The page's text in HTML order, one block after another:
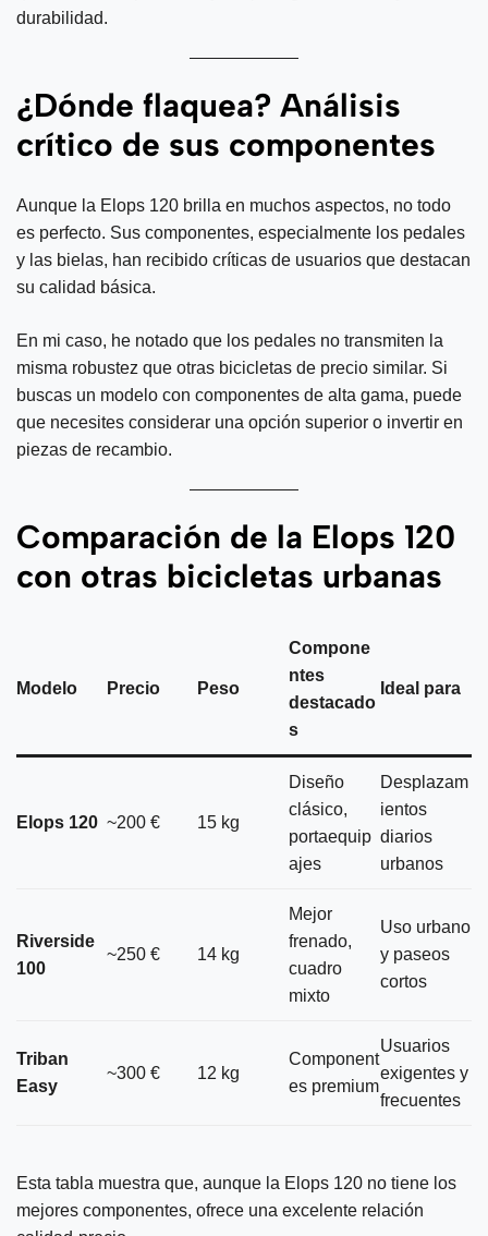
durabilidad.
¿Dónde flaquea? Análisis
crítico de sus componentes
Aunque la Elops 120 brilla en muchos aspectos, no todo
es perfecto. Sus componentes, especialmente los pedales
y las bielas, han recibido críticas de usuarios que destacan
su calidad básica.
En mi caso, he notado que los pedales no transmiten la
misma robustez que otras bicicletas de precio similar. Si
buscas un modelo con componentes de alta gama, puede
que necesites considerar una opción superior o invertir en
piezas de recambio.
Comparación de la Elops 120
con otras bicicletas urbanas
Modelo Precio Peso
Compone
ntes
destacado
s
Ideal para
Elops 120 ~200 € 15 kg
Diseño
clásico,
portaequip
ajes
Desplazam
ientos
diarios
urbanos
Riverside
100
~250 € 14 kg
Mejor
frenado,
cuadro
mixto
Uso urbano
y paseos
cortos
Triban
Easy
~300 € 12 kg
Component
es premium
Usuarios
exigentes y
frecuentes
Esta tabla muestra que, aunque la Elops 120 no tiene los
mejores componentes, ofrece una excelente relación